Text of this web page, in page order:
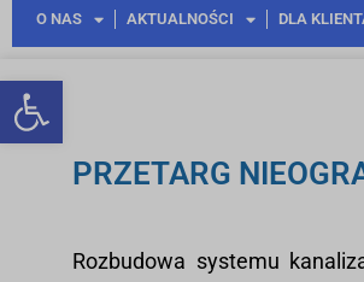
Otwórz pasek
O NAS AKTUALNOŚCI DLA
PRZETARG
Rozbudowa systemu